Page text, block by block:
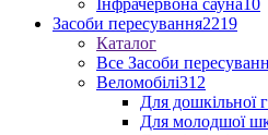
Інфрачервона сауна10
Засоби пересування2219
Каталог
Все Засоби
Веломобілі312
Для дошкільної
Для молодшої